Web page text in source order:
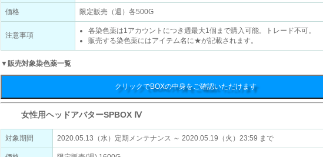
価格 限定販売（週）各500G
注意事項
各染色薬は1アカウントにつき週最大1個まで購入可能。トレード不可。
販売する染色薬にはアイテム名に★が記載されます。
▼販売対象染色薬一覧
クリックでBOXの中身をご確認いただけます
女性用ヘッドアバターSPBOX Ⅳ
対象期間 2020.05.13（水）定期メンテナンス ～ 2020.05.19（火）23:59 まで